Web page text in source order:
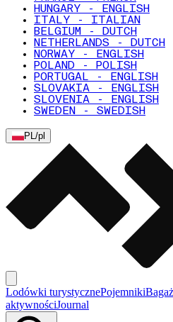
HUNGARY - ENGLISH
ITALY - ITALIAN
BELGIUM - DUTCH
NETHERLANDS - DUTCH
NORWAY - ENGLISH
POLAND - POLISH
PORTUGAL - ENGLISH
SLOVAKIA - ENGLISH
SLOVENIA - ENGLISH
SWEDEN - SWEDISH
PL/pl
Lodówki turystycznePojemniki
aktywnościJournal